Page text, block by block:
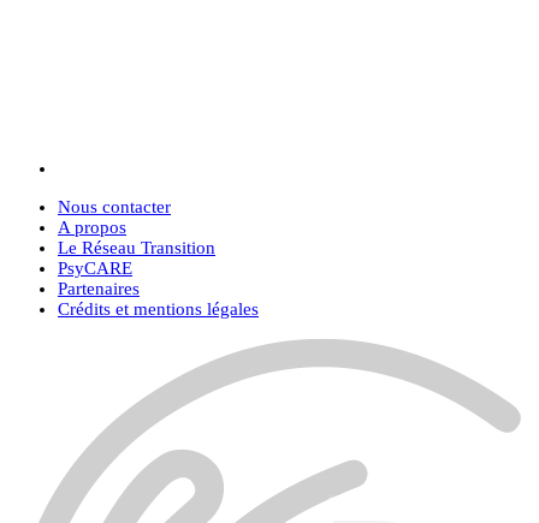
Nous contacter
A propos
Le Réseau Transition
PsyCARE
Partenaires
Crédits et mentions légales